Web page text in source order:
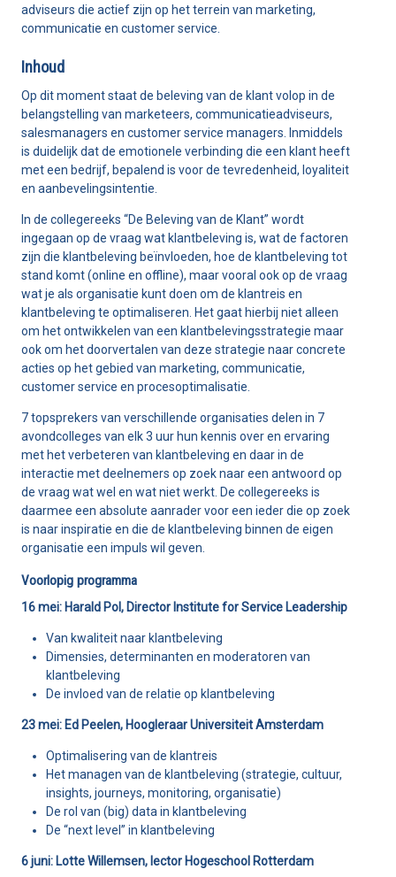
adviseurs die actief zijn op het terrein van marketing,
communicatie en customer service.
Inhoud
Op dit moment staat de beleving van de klant volop in de
belangstelling van marketeers, communicatieadviseurs,
salesmanagers en customer service managers. Inmiddels
is duidelijk dat de emotionele verbinding die een klant heeft
met een bedrijf, bepalend is voor de tevredenheid, loyaliteit
en aanbevelingsintentie.
In de collegereeks “De Beleving van de Klant” wordt
ingegaan op de vraag wat klantbeleving is, wat de factoren
zijn die klantbeleving beïnvloeden, hoe de klantbeleving tot
stand komt (online en offline), maar vooral ook op de vraag
wat je als organisatie kunt doen om de klantreis en
klantbeleving te optimaliseren. Het gaat hierbij niet alleen
om het ontwikkelen van een klantbelevingsstrategie maar
ook om het doorvertalen van deze strategie naar concrete
acties op het gebied van marketing, communicatie,
customer service en procesoptimalisatie.
7 topsprekers van verschillende organisaties delen in 7
avondcolleges van elk 3 uur hun kennis over en ervaring
met het verbeteren van klantbeleving en daar in de
interactie met deelnemers op zoek naar een antwoord op
de vraag wat wel en wat niet werkt. De collegereeks is
daarmee een absolute aanrader voor een ieder die op zoek
is naar inspiratie en die de klantbeleving binnen de eigen
organisatie een impuls wil geven.
Voorlopig programma
16 mei: Harald Pol, Director Institute for Service Leadership
Van kwaliteit naar klantbeleving
Dimensies, determinanten en moderatoren van
klantbeleving
De invloed van de relatie op klantbeleving
23 mei: Ed Peelen, Hoogleraar Universiteit Amsterdam
Optimalisering van de klantreis
Het managen van de klantbeleving (strategie, cultuur,
insights, journeys, monitoring, organisatie)
De rol van (big) data in klantbeleving
De “next level” in klantbeleving
6 juni: Lotte Willemsen, lector Hogeschool Rotterdam